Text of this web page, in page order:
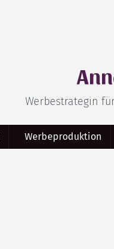
Werbestrategin
Werbeproduktion